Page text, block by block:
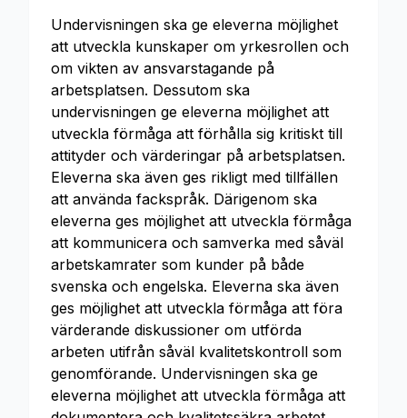
Undervisningen ska ge eleverna möjlighet
att utveckla kunskaper om yrkesrollen och
om vikten av ansvarstagande på
arbetsplatsen. Dessutom ska
undervisningen ge eleverna möjlighet att
utveckla förmåga att förhålla sig kritiskt till
attityder och värderingar på arbetsplatsen.
Eleverna ska även ges rikligt med tillfällen
att använda fackspråk. Därigenom ska
eleverna ges möjlighet att utveckla förmåga
att kommunicera och samverka med såväl
arbetskamrater som kunder på både
svenska och engelska. Eleverna ska även
ges möjlighet att utveckla förmåga att föra
värderande diskussioner om utförda
arbeten utifrån såväl kvalitetskontroll som
genomförande. Undervisningen ska ge
eleverna möjlighet att utveckla förmåga att